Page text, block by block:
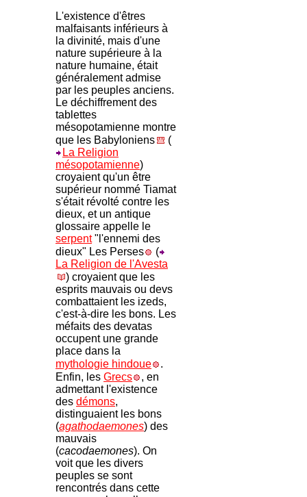
L'existence d'êtres
malfaisants inférieurs à
la divinité, mais d'une
nature supérieure à la
nature humaine, était
généralement admise
par les peuples anciens.
Le déchiffrement des
tablettes
mésopotamienne montre
que les Babyloniens
(
La Religion
mésopotamienne)
croyaient qu'un être
supérieur nommé Tiamat
s'était révolté contre les
dieux, et un antique
glossaire appelle le
serpent"l'ennemi des
dieux" Les Perses
(
La Religion de l'Avesta
) croyaient que les
esprits mauvais ou devs
combattaient les izeds,
c'est-à-dire les bons. Les
méfaits des devatas
occupent une grande
place dans la
mythologie hindoue
.
Enfin, les Grecs
, en
admettant l'existence
des démons,
distinguaient les bons
(agathodaemones) des
mauvais
(cacodaemones). On
voit que les divers
peuples se sont
rencontrés dans cette